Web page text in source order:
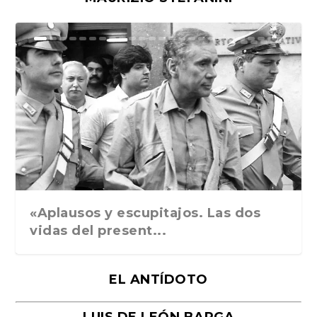
Ground Rules. Alejan...
«Rafael: Poesía subl...
Bienvenidos al circo...
Georges de La Tour. ...
Robert Capa: la hist...
«Aplausos y escupitajos. Las dos
vidas del present...
EL ANTÍDOTO